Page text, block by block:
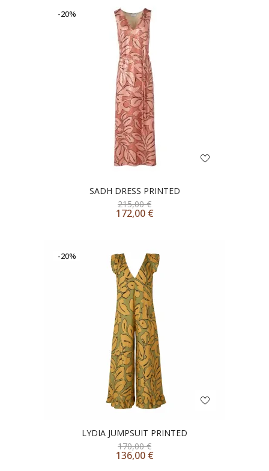
-20%
SADH DRESS PRINTED
215,00€
172,00 €
-20%
LYDIA JUMPSUIT PRINTED
170,00€
136,00 €